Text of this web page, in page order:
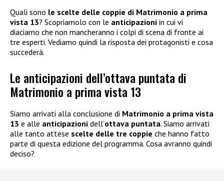
Quali sono le scelte delle coppie di Matrimonio a prima
vista 13? Scopriamolo con le anticipazioni in cui vi
diaciamo che non mancheranno i colpi di scena di fronte ai
tre esperti. Vediamo quindi la risposta dei protagonisti e cosa
succederà.
Le anticipazioni dell’ottava puntata di
Matrimonio a prima vista 13
Siamo arrivati alla conclusione di Matrimonio a prima vista
13 e alle anticipazioni dell’ottava puntata. Siamo arrivati
alle tanto attese scelte delle tre coppie che hanno fatto
parte di questa edizione del programma. Cosa avranno quindi
deciso?